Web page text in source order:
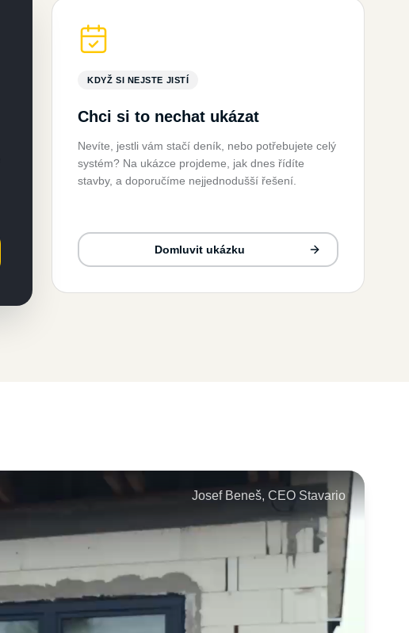
KDYŽ SI NEJSTE JISTÍ
Chci si to nechat ukázat
Nevíte, jestli vám stačí deník, nebo potřebujete celý
systém? Na ukázce projdeme, jak dnes řídíte
stavby, a doporučíme nejjednodušší řešení.
Domluvit ukázku
Josef Beneš, CEO Stavario